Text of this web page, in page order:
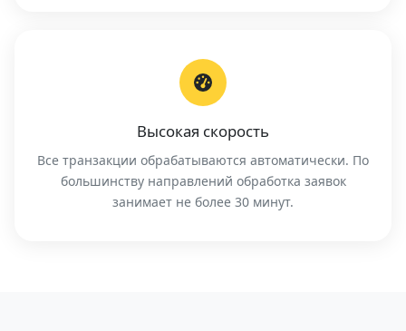
Высокая скорость
Все транзакции обрабатываются автоматически. По
большинству направлений обработка заявок
занимает не более 30 минут.